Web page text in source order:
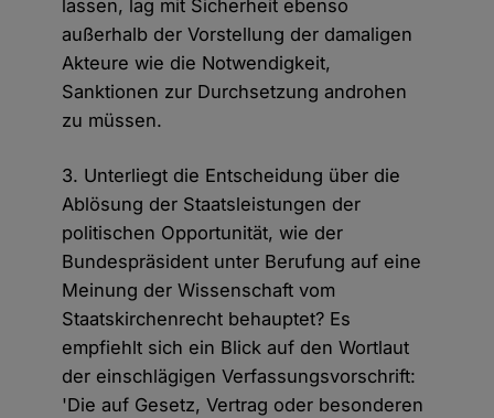
lassen, lag mit Sicherheit ebenso
außerhalb der Vorstellung der damaligen
Akteure wie die Notwendigkeit,
Sanktionen zur Durchsetzung androhen
zu müssen.
3. Unterliegt die Entscheidung über die
Ablösung der Staatsleistungen der
politischen Opportunität, wie der
Bundespräsident unter Berufung auf eine
Meinung der Wissenschaft vom
Staatskirchenrecht behauptet? Es
empfiehlt sich ein Blick auf den Wortlaut
der einschlägigen Verfassungsvorschrift:
'Die auf Gesetz, Vertrag oder besonderen